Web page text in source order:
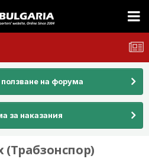
на форума
за наказания